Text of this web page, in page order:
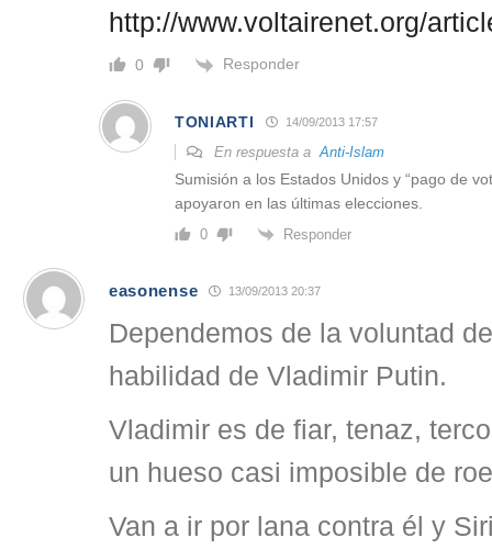
http://www.voltairenet.org/
0 Responder
TONIARTI 14/09/2013 17:57
En respuesta a Anti-Islam
Sumisión a los Estados Unidos y “pago de
apoyaron en las últimas elecciones.
0 Responder
easonense 13/09/2013 20:37
Dependemos de la voluntad
habilidad de Vladimir Putin.
Vladimir es de fiar, tenaz,
un hueso casi imposible de
Van a ir por lana contra él y